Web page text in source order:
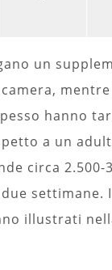
un
camera,
hanno
a un
circa 2.500-
settimane.
illustrati